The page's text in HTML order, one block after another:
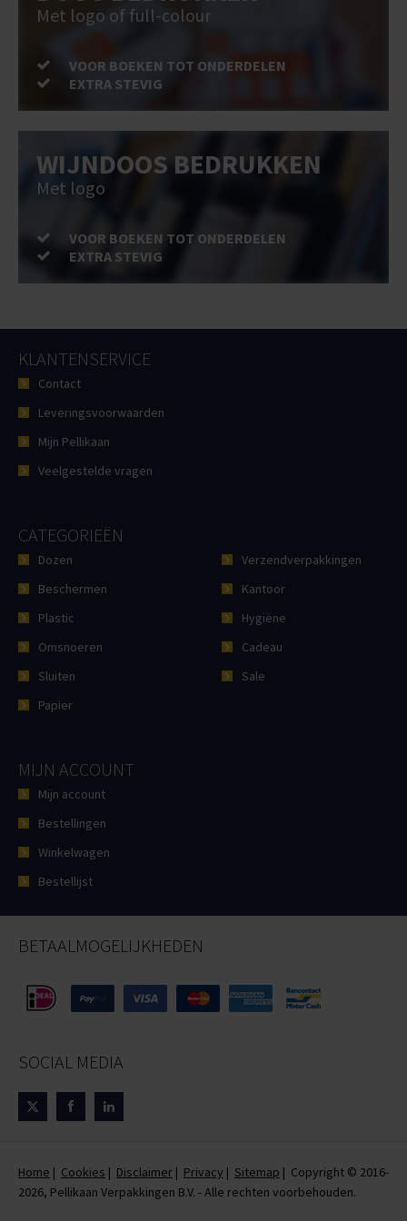
Met logo of full-colour
VOOR BOEKEN TOT ONDERDELEN
EXTRA STEVIG
WIJNDOOS BEDRUKKEN
Met logo
VOOR BOEKEN TOT ONDERDELEN
EXTRA STEVIG
KLANTENSERVICE
Contact
Leveringsvoorwaarden
Mijn Pellikaan
Veelgestelde vragen
CATEGORIEËN
Dozen
Beschermen
Plastic
Omsnoeren
Sluiten
Papier
Verzendverpakkingen
Kantoor
Hygiëne
Cadeau
Sale
MIJN ACCOUNT
Mijn account
Bestellingen
Winkelwagen
Bestellijst
BETAALMOGELIJKHEDEN
SOCIAL MEDIA
Home | Cookies | Disclaimer | Privacy | Sitemap | Copyright © 2016-
2026, Pellikaan Verpakkingen B.V. - Alle rechten voorbehouden.